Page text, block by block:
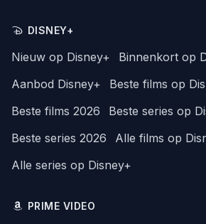
DISNEY+
Nieuw op Disney+
Binnenkort op
Aanbod Disney+
Beste films op
Beste films 2026
Beste series op
Beste series 2026
Alle films op
Alle series op Disney+
PRIME VIDEO